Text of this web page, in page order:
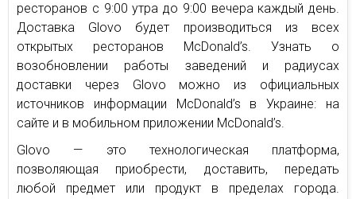
ресторанов с 9:00 утра до 9:00 вечера каждый день.
Доставка Glovo будет производиться из всех
открытых ресторанов McDonald’s. Узнать о
возобновлении работы заведений и радиусах
доставки через Glovo можно из официальных
источников информации McDonald’s в Украине: на
сайте и в мобильном приложении McDonald’s.
Glovo — это технологическая платформа,
позволяющая приобрести, доставить, передать
любой предмет или продукт в пределах города.